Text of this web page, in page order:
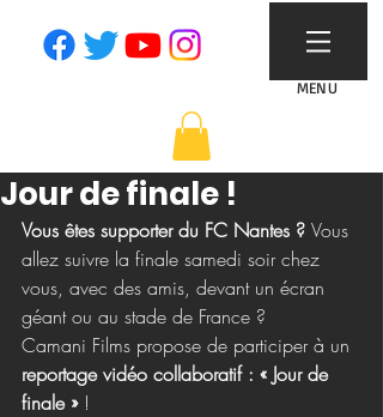
MENU
Jour de finale !
Vous êtes supporter du FC Nantes ? Vous
allez suivre la finale samedi soir chez
vous, avec des amis, devant un écran
géant ou au stade de France ?
Camani Films propose de participer à un
reportage vidéo collaboratif : « Jour de
finale » !